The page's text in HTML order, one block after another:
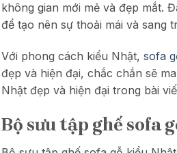
không gian mới mẻ và đẹp mắt.
để tạo nên sự thoải mái và sang
Với phong cách kiểu Nhật,sofa
đẹp và hiện đại, chắc chắn sẽ
Nhật đẹp và hiện đại trong bài
Bộ sưu tập ghế sofa